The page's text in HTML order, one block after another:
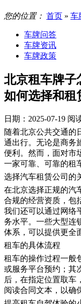
您的位置： 首页 » 车
车牌问答
车牌资讯
车牌政策
北京租车牌子
如何选择和租
日期：2025-07-19 阅
随着北京公共交通的
通出行。无论是商务
便利。然而，面对市
一家可靠、可靠的租
选择汽车租赁公司的
在北京选择正规的汽
合规的经营资质，包
我们还可以通过网络
务水平。一些大型连
体系，可以提供更全
租车的具体流程
租车的操作过程一般
或服务平台预约；其
后，在指定位置取车
阅读合同文本，以确